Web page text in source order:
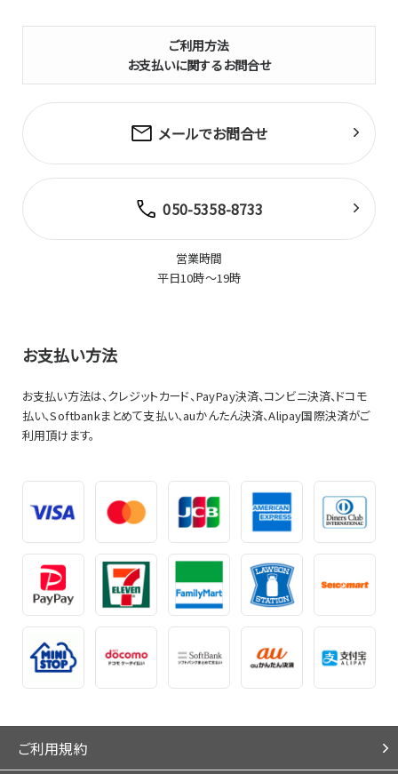
ご利用方法
お支払いに関するお問合せ
メールでお問合せ
050-5358-8733
営業時間
平日10時～19時
お支払い方法
お支払い方法は、クレジットカード、PayPay決済、コンビニ決済、ドコモ
払い、Softbankまとめて支払い、auかんたん決済、Alipay国際決済がご
利用頂けます。
ご利用規約